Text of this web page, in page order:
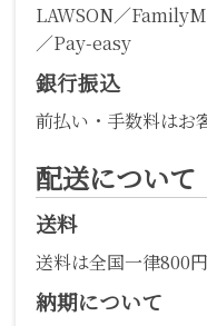
LAWSON／
／Pay-easy
銀行振込
前払い・手数料はお
配送について
送料
送料は全国一律800円
納期について